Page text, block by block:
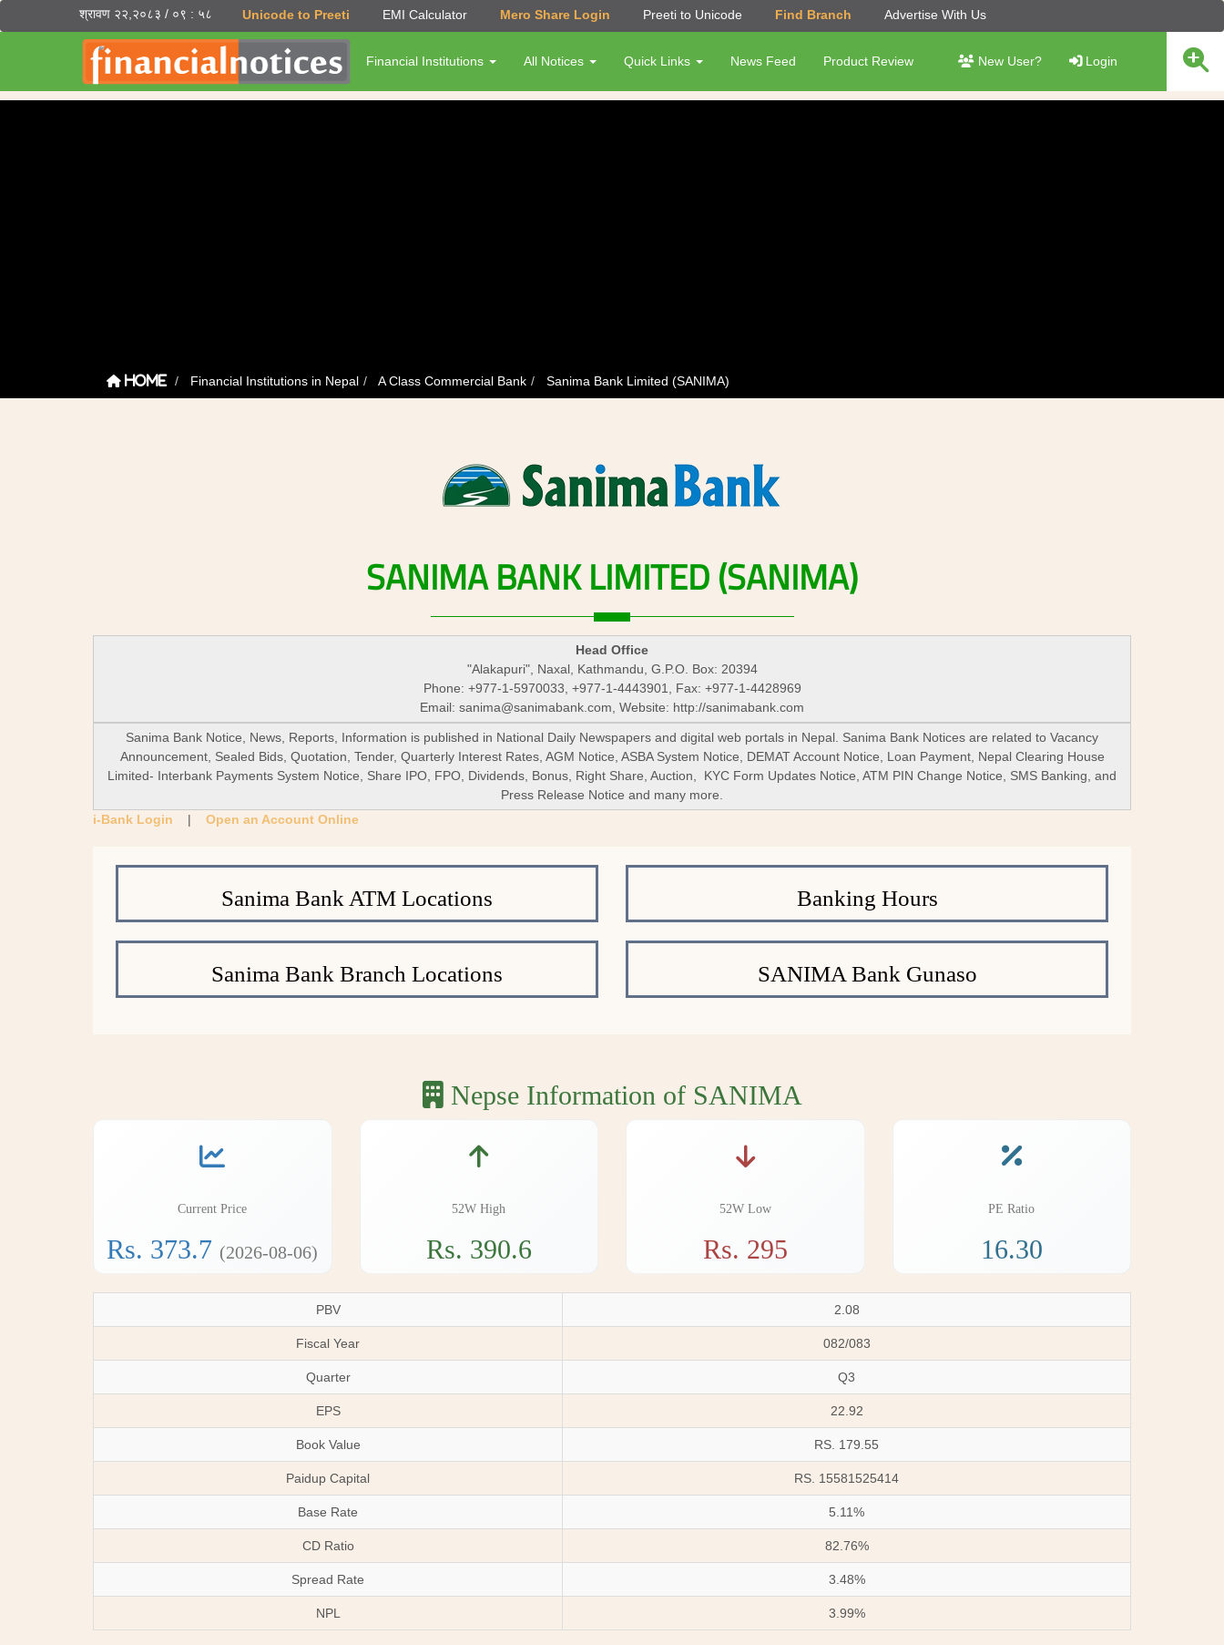
श्रावण २२,२०८३ / ०९ : ५८ Unicode to Preeti EMI Calculator Mero Share Login Preeti to Unicode Find Branch Advertise With Us
Financial Institutions All Notices Quick Links News Feed Product Review New User? Login
Home Financial Institutions in Nepal A Class Commercial Bank Sanima Bank Limited (SANIMA)
SANIMABANKLIMITED(SANIMA)
Head Office
"Alakapuri", Naxal, Kathmandu, G.P.O. Box: 20394
Phone: +977-1-5970033, +977-1-4443901, Fax: +977-1-4428969
Email: sanima@sanimabank.com , Website: http://sanimabank.com
Sanima Bank Notice, News, Reports, Information is published in National Daily Newspapers and digital web portals in Nepal. Sanima Bank Notices are related to Vacancy
Announcement, Sealed Bids, Quotation, Tender, Quarterly Interest Rates, AGM Notice, ASBA System Notice, DEMAT Account Notice, Loan Payment, Nepal Clearing House
Limited- Interbank Payments System Notice, Share IPO, FPO, Dividends, Bonus, Right Share, Auction, KYC Form Updates Notice, ATM PIN Change Notice, SMS Banking, and
Press Release Notice and many more.
i-Bank Login | Open an Account Online
Sanima Bank ATM Locations Banking Hours
Sanima Bank Branch Locations SANIMA Bank Gunaso
Nepse Information of SANIMA
Current Price
Rs. 373.7 (2026-08-06)
52W High
Rs. 390.6
52W Low
Rs. 295
PE Ratio
16.30
PBV 2.08
Fiscal Year 082/083
Quarter Q3
EPS 22.92
Book Value RS. 179.55
Paidup Capital RS. 15581525414
Base Rate 5.11%
CD Ratio 82.76%
Spread Rate 3.48%
NPL 3.99%